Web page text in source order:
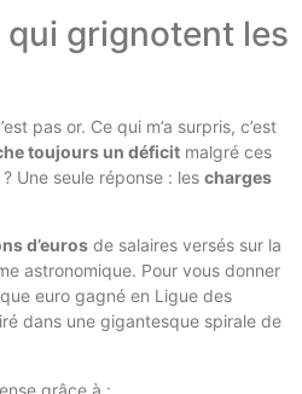
qui grignotent les
pas or. Ce qui m’a surpris, c’est
toujours un déficit malgré ces
Une seule réponse : les charges
d’euros de salaires versés sur la
astronomique. Pour vous donner
euro gagné en Ligue des
dans une gigantesque spirale de
grâce à :